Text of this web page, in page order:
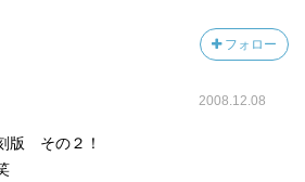
フォロー
2008.12.08
版 その２！